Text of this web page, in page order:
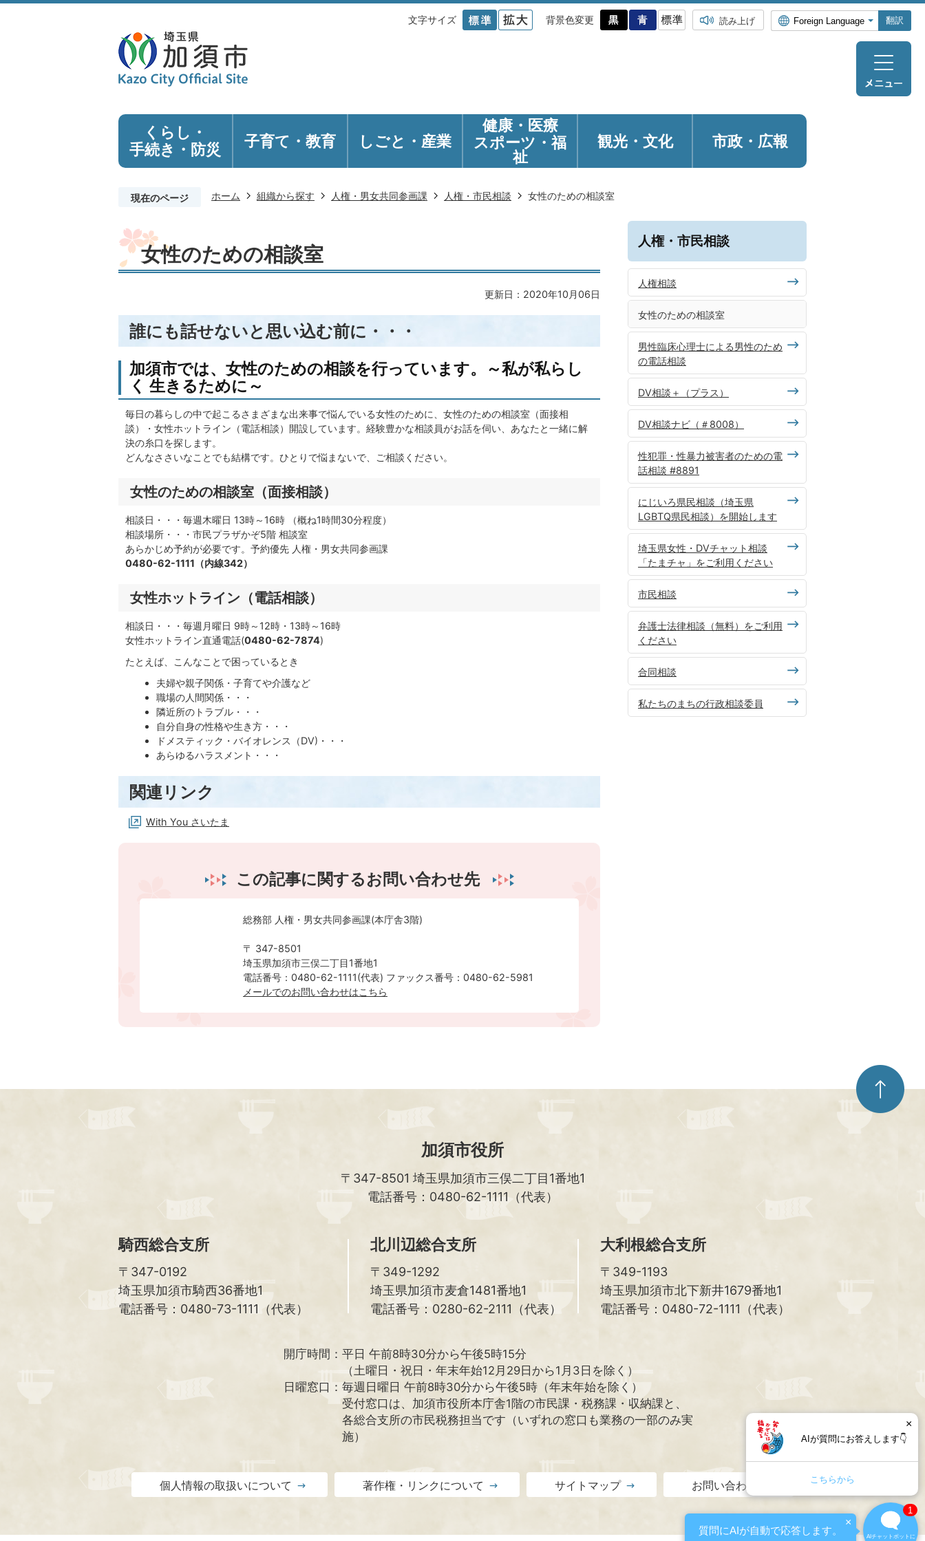
文字サイズ 背景色変更 読み上げ 翻訳
くらし・
手続き ・防災 子育て・教育 しごと・産業
健康・医療
スポーツ・福
祉
観光・ 文化 市政・広報
現在のページ ホーム 組織から探す 人権・男女共同参画課 人権・市民相談 女性のための相談室
女性のための相談室
更新日：2020年10月06日
誰にも話せないと思い込む前に・・・
加須市では、女性のための相談を行っています。～私が私らし
く 生きるために～
毎日の暮らしの中で起こるさまざまな出来事で悩んでいる女性のために、女性のための相談室（面接相
談）・女性ホットライン（電話相談）開設しています。経験豊かな相談員がお話を伺い、あなたと一緒に解
決の糸口を探します。
どんなささいなことでも結構です。ひとりで悩まないで、ご相談ください。
女性のための相談室（面接相談）
相談日・・・毎週木曜日 13時～16時 （概ね1時間30分程度）
相談場所・・・市民プラザかぞ5階 相談室
あらかじめ予約が必要です。予約優先 人権・男女共同参画課
0480-62-1111（内線342）
女性ホットライン（電話相談）
相談日・・・毎週月曜日 9時～12時・13時～16時
女性ホットライン直通電話(0480-62-7874)
たとえば、こんなことで困っているとき
夫婦や親子関係・子育てや介護など
職場の人間関係・・・
隣近所のトラブル・・・
自分自身の性格や生き方・・・
ドメスティック・バイオレンス（DV)・・・
あらゆるハラスメント・・・
関連リンク
With You さいたま
この記事に関するお問い合わせ先
総務部 人権・男女共同参画課(本庁舎3階)
〒 347-8501
埼玉県加須市三俣二丁目1番地1
電話番号：0480-62-1111(代表) ファックス番号：0480-62-5981
メールでのお問い合わせはこちら
人権・市民相談
人権相談
女性のための相談室
男性臨床心理士による男性のため
の電話相談
DV相談＋（プラス）
DV相談ナビ（＃8008）
性犯罪・性暴力被害者のための電
話相談 #8891
にじいろ県民相談（埼玉県
LGBTQ県民相談）を開始します
埼玉県女性・DVチャット相談
「たまチャ」をご利用ください
市民相談
弁護士法律相談（無料）をご利用
ください
合同相談
私たちのまちの行政相談委員
ペ
ー
ジ
加須市役所
〒347-8501 埼玉県加須市三俣二丁目1番地1
電話番号：0480-62-1111（代表）
騎西総合支所
〒347-0192
埼玉県加須市騎西36番地1
電話番号：0480-73-1111（代表）
北川辺総合支所
〒349-1292
埼玉県加須市麦倉1481番地1
電話番号：0280-62-2111（代表）
大利根総合支所
〒349-1193
埼玉県加須市北下新井1679番地1
電話番号：0480-72-1111（代表）
開庁時間： 平日 午前8時30分から午後5時15分
（土曜日・祝日・年末年始12月29日から1月3日を除く）
日曜窓口： 毎週日曜日 午前8時30分から午後5時（年末年始を除く）
受付窓口は、加須市役所本庁舎1階の市民課・税務課・収納課と、
各総合支所の市民税務担当です（いずれの窓口も業務の一部のみ実
施）
個人情報の取扱いについて 著作権・リンクについて サイトマップ お問い合わせ
AIが質問にお答えします👇
こちらから
×
質問にAIが自動で応答します。
×
AIチャットボットに
1